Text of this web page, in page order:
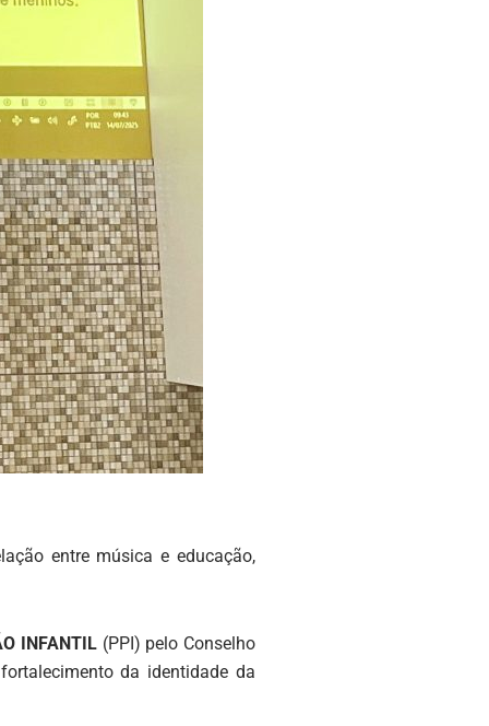
entre música e educação,
INFANTIL (PPI) pelo Conselho
da identidade da